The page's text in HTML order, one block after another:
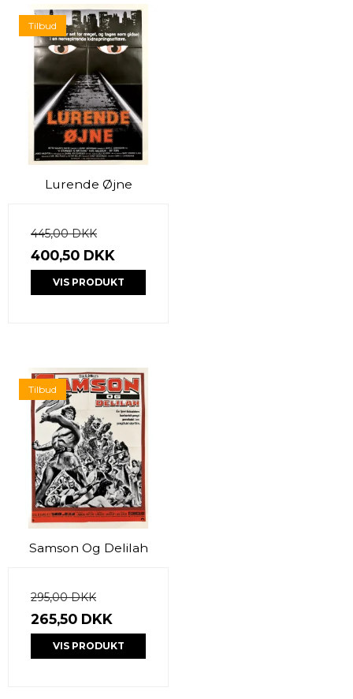
Tilbud
Lurende Øjne
445,00 DKK
400,50 DKK
VIS PRODUKT
Tilbud
Samson Og Delilah
295,00 DKK
265,50 DKK
VIS PRODUKT